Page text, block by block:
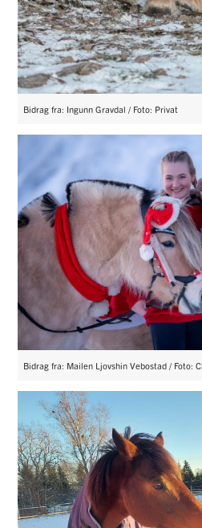
Bidrag fra: Ingunn Gravdal / Foto: Privat
Bidrag fra: Mailen Ljovshin Vebostad / Foto: